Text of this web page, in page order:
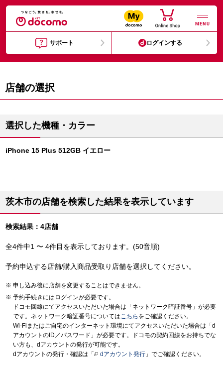
MENU
サポート ログインする
店舗の選択
選択した機種・カラー
iPhone 15 Plus 512GB イエロー
茨木市の店舗を検索した結果を表示しています
検索結果：4店舗
全4件中1 〜 4件目を表示しております。(50音順)
予約申込する店舗/購入商品受取り店舗を選択してください。
申し込み後に店舗を変更することはできません。
予約手続きにはログインが必要です。
ドコモ回線にてアクセスいただいた場合は「ネットワーク暗証番号」が必要
です。ネットワーク暗証番号についてはこちら をご確認ください。
Wi-Fiまたはご自宅のインターネット環境にてアクセスいただいた場合は「d
アカウントのID／パスワード」が必要です。ドコモの契約回線をお持ちでな
い方も、dアカウントの発行が可能です。
dアカウントの発行・確認は「
dアカウント発行 」でご確認ください。